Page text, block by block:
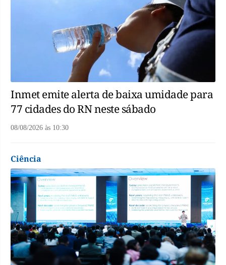
Inmet emite alerta de baixa umidade para
77 cidades do RN neste sábado
08/08/2026 às 10:30
Ciência